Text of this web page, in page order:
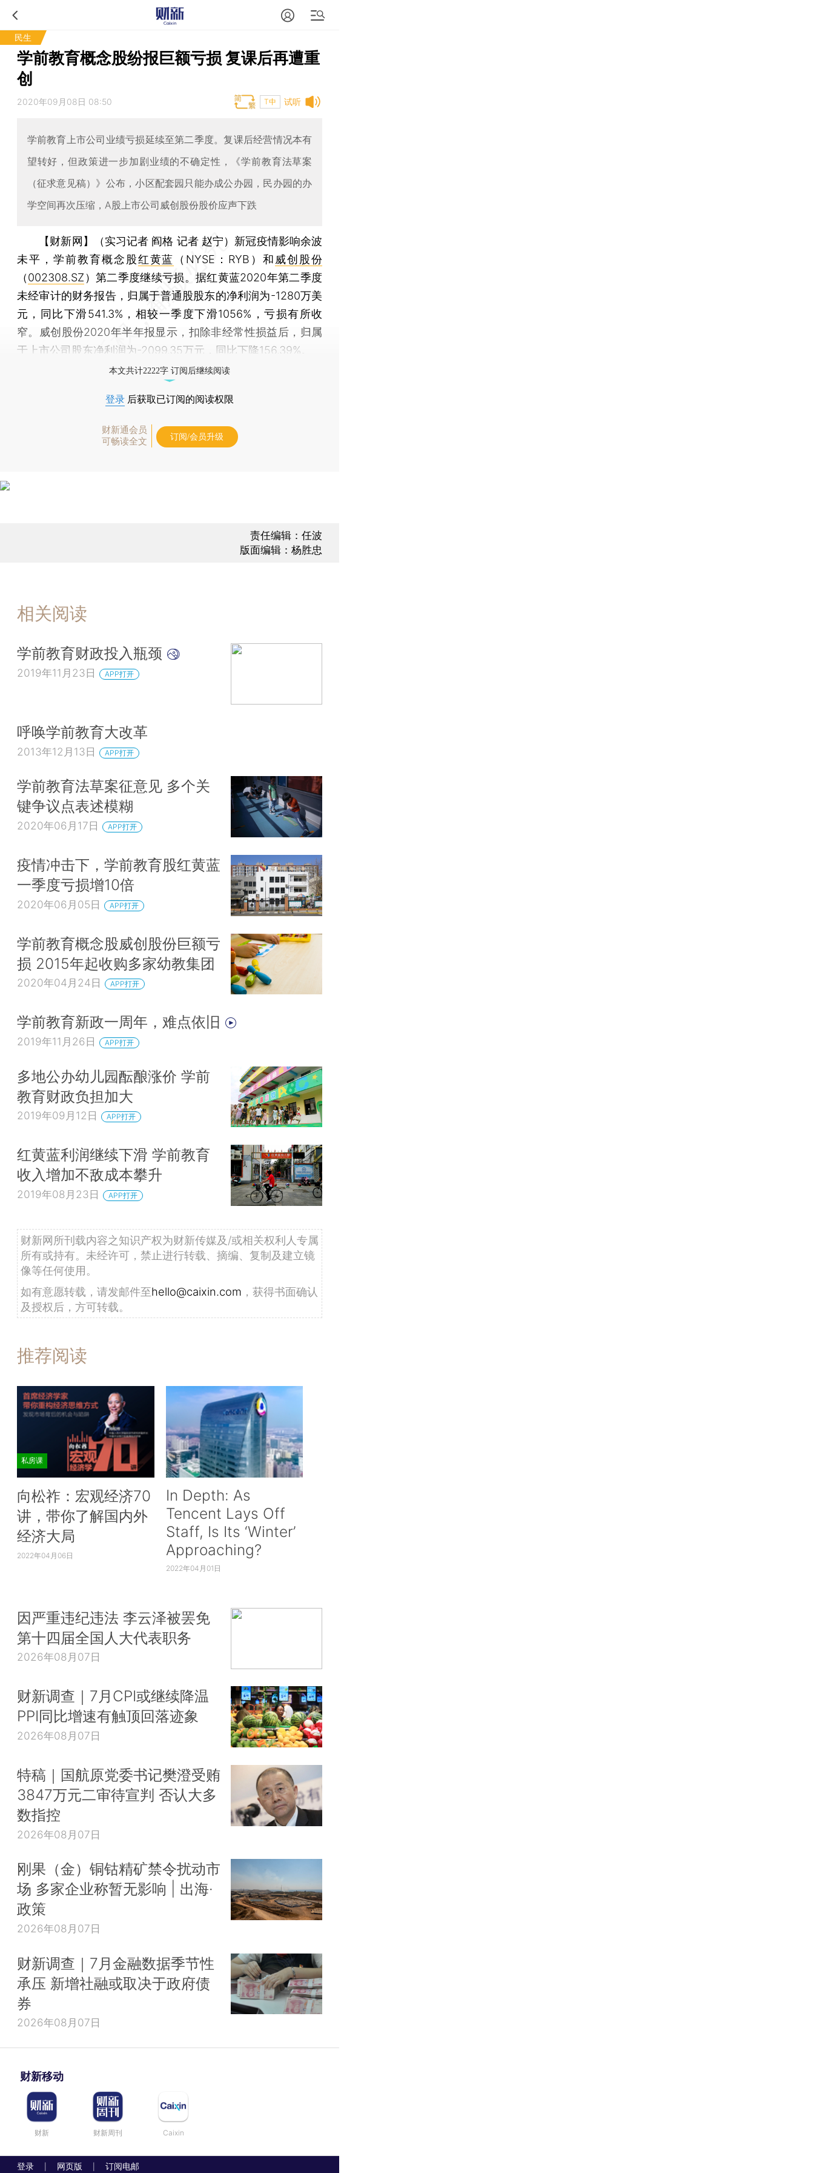
民生
学前教育概念股纷报巨额亏损 复课后再遭重
创
试听
2020年09月08日 08:50 T中
学前教育上市公司业绩亏损延续至第二季度。复课后经营情况本有
望转好，但政策进一步加剧业绩的不确定性，《学前教育法草案
（征求意见稿）》公布，小区配套园只能办成公办园，民办园的办
学空间再次压缩，A股上市公司威创股份股价应声下跌
【财新网】（实习记者 阎格 记者 赵宁） 新冠疫情影响余波
未平，学前教育概念股红黄蓝 （NYSE：RYB）和 威创股份
（002308.SZ ）第二季度继续亏损。据红黄蓝2020年第二季度
未经审计的财务报告，归属于普通股股东的净利润为-1280万美
元，同比下滑541.3%，相较一季度下滑1056%，亏损有所收
窄。威创股份2020年半年报显示，扣除非经常性损益后，归属
于上市公司股东净利润为-2099.35万元，同比下降156.39%。
本文共计2222字 订阅后继续阅读
登录 后获取已订阅的阅读权限
财新通会员
可畅读全文
订阅/会员升级
责任编辑：任波
版面编辑：杨胜忠
相关阅读
学前教育财政投入瓶颈
2019年11月23日 APP打开
呼唤学前教育大改革
2013年12月13日 APP打开
学前教育法草案征意见 多个关
键争议点表述模糊
2020年06月17日 APP打开
疫情冲击下，学前教育股红黄蓝
一季度亏损增10倍
2020年06月05日 APP打开
学前教育概念股威创股份巨额亏
损 2015年起收购多家幼教集团
2020年04月24日 APP打开
学前教育新政一周年，难点依旧
2019年11月26日 APP打开
多地公办幼儿园酝酿涨价 学前
教育财政负担加大
2019年09月12日 APP打开
红黄蓝利润继续下滑 学前教育
收入增加不敌成本攀升
2019年08月23日 APP打开
财新网所刊载内容之知识产权为财新传媒及/或相关权利人专属
所有或持有。未经许可，禁止进行转载、摘编、复制及建立镜
像等任何使用。
如有意愿转载，请发邮件至hello@caixin.com ，获得书面确认
及授权后，方可转载。
推荐阅读
私房课
向松祚：宏观经济70
讲，带你了解国内外
经济大局
2022年04月06日
In Depth: As
Tencent Lays Off
Staff, Is Its ‘Winter’
Approaching?
2022年04月01日
因严重违纪违法 李云泽被罢免
第十四届全国人大代表职务
2026年08月07日
财新调查｜7月CPI或继续降温
PPI同比增速有触顶回落迹象
2026年08月07日
特稿｜国航原党委书记樊澄受贿
3847万元二审待宣判 否认大多
数指控
2026年08月07日
刚果（金）铜钴精矿禁令扰动市
场 多家企业称暂无影响 | 出海·
政策
2026年08月07日
财新调查｜7月金融数据季节性
承压 新增社融或取决于政府债
券
2026年08月07日
财新移动
财新 财新周刊 Caixin
登录 网页版 订阅电邮